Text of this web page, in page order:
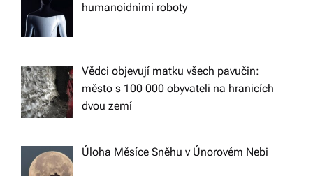
humanoidními roboty
Vědci objevují matku všech pavučin:
město s 100 000 obyvateli na hranicích
dvou zemí
Úloha Měsíce Sněhu v Únorovém Nebi